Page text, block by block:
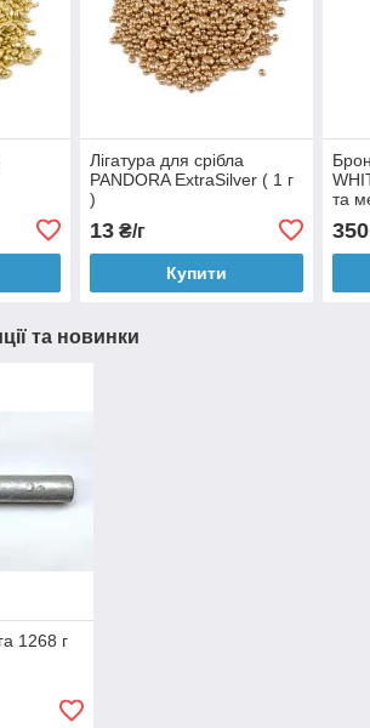
Лігатура для срібла
PANDORA ExtraSilver ( 1 г
)
13₴/г
Купити
та
350
та новинки
1268 г